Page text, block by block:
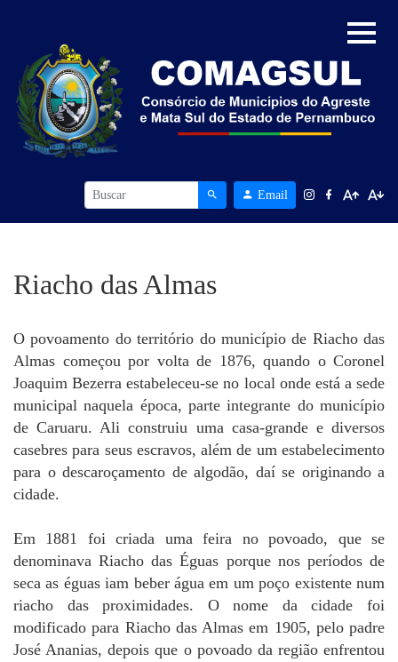
Email
Riacho das Almas
O povoamento do território do município de Riacho das
Almas começou por volta de 1876, quando o Coronel
Joaquim Bezerra estabeleceu-se no local onde está a sede
municipal naquela época, parte integrante do município
de Caruaru. Ali construiu uma casa-grande e diversos
casebres para seus escravos, além de um estabelecimento
para o descaroçamento de algodão, daí se originando a
cidade.
Em 1881 foi criada uma feira no povoado, que se
denominava Riacho das Éguas porque nos períodos de
seca as éguas iam beber água em um poço existente num
riacho das proximidades. O nome da cidade foi
modificado para Riacho das Almas em 1905, pelo padre
José Ananias, depois que o povoado da região enfrentou